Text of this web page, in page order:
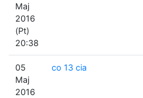
Maj
2016
(Pt)
20:38
05
Maj
2016
co 13 cia